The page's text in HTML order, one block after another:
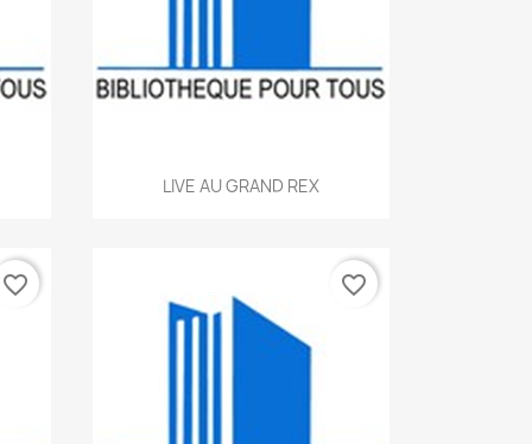
Aperçu rapide
LIVE AU GRAND REX
favorite_border favorite_border